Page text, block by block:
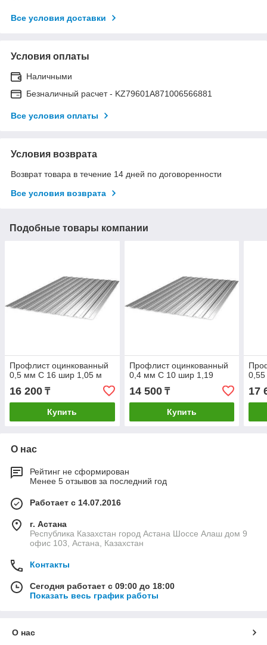
Все условия доставки
Условия оплаты
Наличными
Безналичный расчет - KZ79601A871006566881
Все условия оплаты
Условия возврата
Возврат товара в течение 14 дней по договоренности
Все условия возврата
Подобные товары компании
Профлист оцинкованный
0,5 мм С 16 шир 1,05 м
16 200 ₸
Купить
Профлист оцинкованный
0,4 мм С 10 шир 1,19
14 500₸
Купить
17
О нас
Рейтинг не сформирован
Менее 5 отзывов за последний год
Работает с 14.07.2016
г. Астана
Республика Казахстан город Астана Шоссе Алаш дом 9
офис 103, Астана, Казахстан
Контакты
Сегодня работает с 09:00 до 18:00
Показать весь график работы
О нас